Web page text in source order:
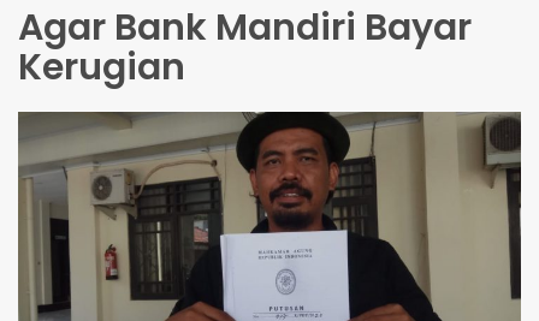
Agar Bank Mandiri Bayar
Kerugian